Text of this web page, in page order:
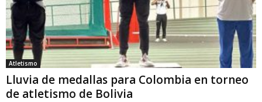
Atletismo
Lluvia de medallas para Colombia en torneo
de atletismo de Bolivia